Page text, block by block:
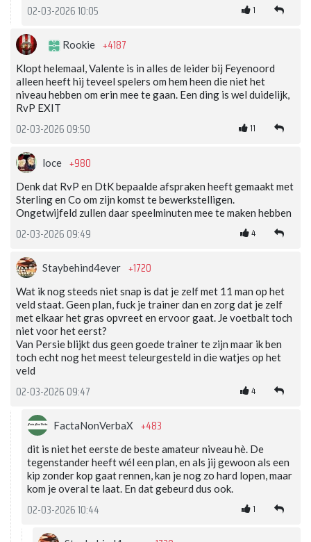
02-03-2026 10:05 1
Rookie +4187
Klopt helemaal, Valente is in alles de leider bij Feyenoord
alleen heeft hij teveel spelers om hem heen die niet het
niveau hebben om erin mee te gaan. Een ding is wel duidelijk,
RvP EXIT
02-03-2026 09:50 11
loce +980
Denk dat RvP en DtK bepaalde afspraken heeft gemaakt met
Sterling en Co om zijn komst te bewerkstelligen.
Ongetwijfeld zullen daar speelminuten mee te maken hebben
02-03-2026 09:49 4
Staybehind4ever +1720
Wat ik nog steeds niet snap is dat je zelf met 11 man op het
veld staat. Geen plan, fuck je trainer dan en zorg dat je zelf
met elkaar het gras opvreet en ervoor gaat. Je voetbalt toch
niet voor het eerst?
Van Persie blijkt dus geen goede trainer te zijn maar ik ben
toch echt nog het meest teleurgesteld in die watjes op het
veld
02-03-2026 09:47 4
FactaNonVerbaX +483
dit is niet het eerste de beste amateur niveau hè. De
tegenstander heeft wél een plan, en als jij gewoon als een
kip zonder kop gaat rennen, kan je nog zo hard lopen, maar
kom je overal te laat. En dat gebeurd dus ook.
02-03-2026 10:44 1